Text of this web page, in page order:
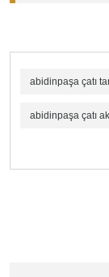
abidinpaşa çatı
abidinpaşa çatı